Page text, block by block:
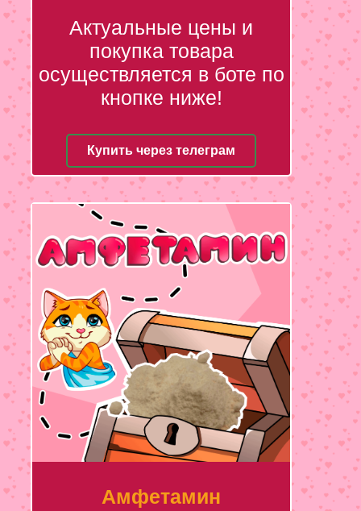
Актуальные цены и
покупка товара
осуществляется в боте по
кнопке ниже!
Купить через телеграм
Амфетамин